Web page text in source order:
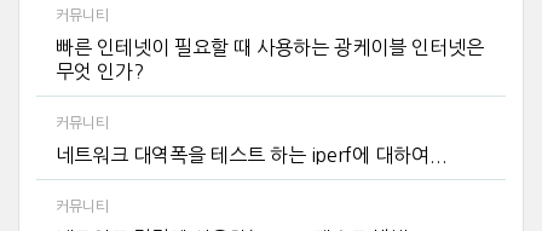
커뮤니티
빠른 인테넷이 필요할 때 사용하는 광케이블 인터넷은
무엇 인가?
커뮤니티
네트워크 대역폭을 테스트 하는 iperf에 대하여...
커뮤니티